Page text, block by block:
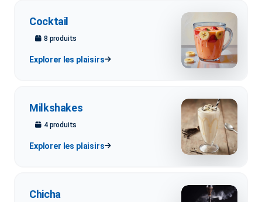
Cocktail
8 produits
Explorer les plaisirs
Milkshakes
4produits
Explorer les plaisirs
Chicha